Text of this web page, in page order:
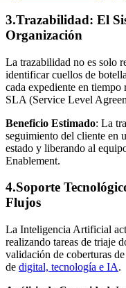
3.Trazabilidad: El
Organización
La trazabilidad no es solo
identificar cuellos de
cada expediente en
SLA (Service Level
Beneficio Estimado: La
seguimiento del cliente en
estado y liberando al
Enablement.
4.Soporte
Flujos
La Inteligencia Artificial
realizando tareas de triaje
validación de coberturas
de digital, tecnología e IA.